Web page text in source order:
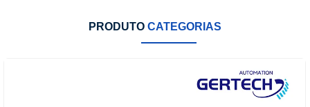
PRODUTO CATEGORIAS